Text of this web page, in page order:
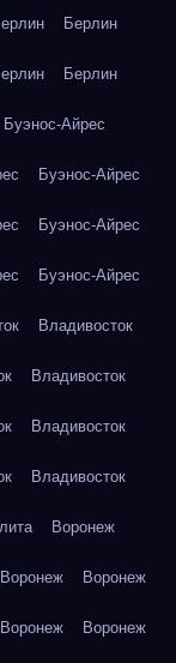
Берлин
Берлин
Буэнос-Айрес
Буэнос-Айрес
Буэнос-Айрес
Буэнос-Айрес
Владивосток
Владивосток
Владивосток
Владивосток
Воронеж
Воронеж Воронеж
Воронеж Воронеж